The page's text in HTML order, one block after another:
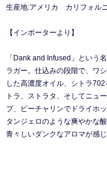
生産地:アメリカ カリフォル
【インポーターより】
「Dank and Infused」という
ラガー。仕込みの段階で、ワ
した高濃度オイル、シトラ
トラ、ストラタ、そしてニュ
プ、ピーチャリンでドライホッ
タンジェロのような爽やかな
青々しいダンクなアロマが感じ